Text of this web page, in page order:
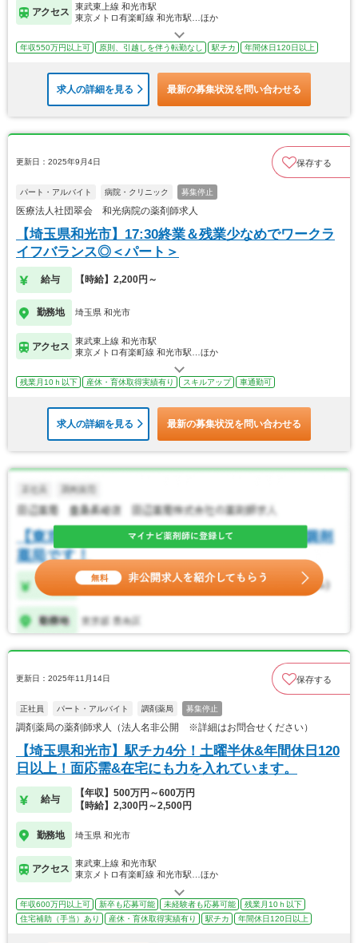
アクセス
東武東上線 和光市駅
東京メトロ有楽町線 和光市駅…ほか
年収550万円以上可 原則、引越しを伴う転勤なし 駅チカ 年間休日120日以上
求人の詳細を見る 最新の募集状況を問い合わせる
更新日：2025年9月4日 保存する
パート・アルバイト 病院・クリニック 募集停止
医療法人社団翠会 和光病院の薬剤師求人
【埼玉県和光市】17:30終業＆残業少なめでワークラ
イフバランス◎＜パート＞
給与 【時給】2,200円～
勤務地 埼玉県 和光市
アクセス
東武東上線 和光市駅
東京メトロ有楽町線 和光市駅…ほか
残業月10ｈ以下 産休・育休取得実績有り スキルアップ 車通勤可
求人の詳細を見る 最新の募集状況を問い合わせる
更新日：2025年11月14日 保存する
正社員 パート・アルバイト 調剤薬局 募集停止
調剤薬局の薬剤師求人（法人名非公開 ※詳細はお問合せください）
【埼玉県和光市】駅チカ4分！土曜半休&年間休日120
日以上！面応需&在宅にも力を入れています。
給与
【年収】500万円～600万円
【時給】2,300円～2,500円
勤務地 埼玉県 和光市
アクセス
東武東上線 和光市駅
東京メトロ有楽町線 和光市駅…ほか
年収600万円以上可 新卒も応募可能 未経験者も応募可能
残業月10ｈ以下
住宅補助（手当）あり
産休・育休取得実績有り 駅チカ 年間休日120日以上